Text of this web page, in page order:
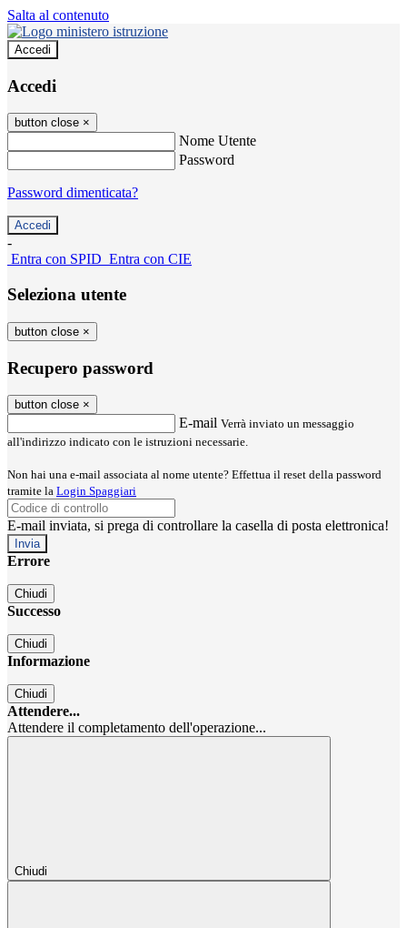
Salta al contenuto
Accedi
Accedi
button close ×
Nome Utente
Password
Password dimenticata?
-
Entra con SPID Entra con CIE
Seleziona utente
button close ×
Recupero password
button close ×
E-mail Verrà inviato un messaggio
all'indirizzo indicato con le istruzioni necessarie.
Non hai una e-mail associata al nome utente? Effettua il reset della password
tramite la Login Spaggiari
E-mail inviata, si prega di controllare la casella di posta elettronica!
Errore
Chiudi
Successo
Chiudi
Informazione
Chiudi
Attendere...
Attendere il completamento dell'operazione...
Chiudi